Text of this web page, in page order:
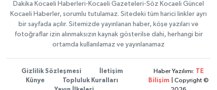
Dakika Kocaeli Haberleri-Kocaeli Gazeteleri-Söz Kocaeli Güncel
Kocaeli Haberler, sorumlu tutulamaz. Sitedeki tüm harici linkler ayrı
bir sayfada açılır. Sitemizde yayınlanan haber, köşe yazıları ve
fotoğraflar izin alınmaksızın kaynak gösterilse dahi, herhangi bir
ortamda kullanılamaz ve yayınlanamaz
Gizlilik Sözleşmesi
İletişim
Künye
Topluluk Kuralları
Haber Yazılımı: TE
Bilişim | Copyright ©